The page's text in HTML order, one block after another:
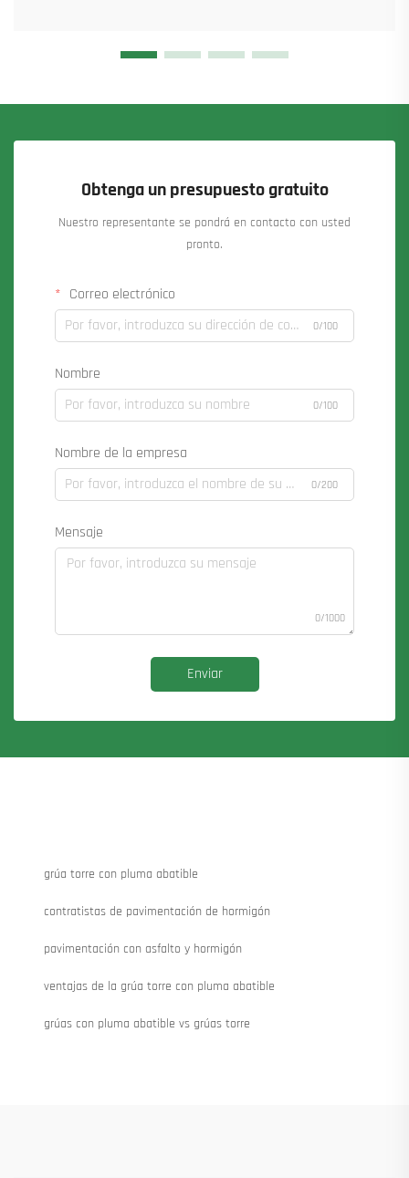
Obtenga un presupuesto gratuito
Nuestro representante se pondrá en contacto con usted
pronto.
Correo electrónico
0/100
Nombre
0/100
Nombre de la empresa
0/200
Mensaje
0/1000
Enviar
grúa torre con pluma abatible
contratistas de pavimentación de hormigón
pavimentación con asfalto y hormigón
ventajas de la grúa torre con pluma abatible
grúas con pluma abatible vs grúas torre